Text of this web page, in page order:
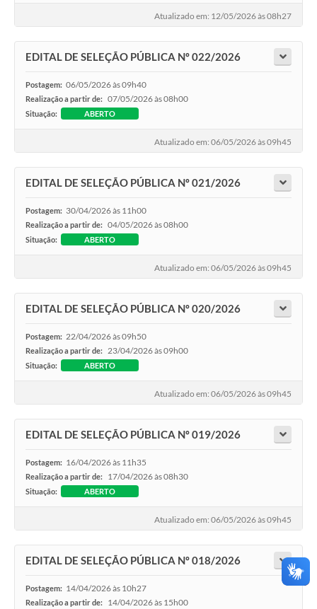
Atualizado em: 12/05/2026 às 08h27
EDITAL DE SELEÇÃO PÚBLICA Nº 022/2026
Postagem: 06/05/2026 às 09h40
Realização a partir de: 07/05/2026 às 08h00
Situação: ABERTO
Atualizado em: 06/05/2026 às 09h45
EDITAL DE SELEÇÃO PÚBLICA Nº 021/2026
Postagem: 30/04/2026 às 11h00
Realização a partir de: 04/05/2026 às 08h00
Situação: ABERTO
Atualizado em: 06/05/2026 às 09h45
EDITAL DE SELEÇÃO PÚBLICA Nº 020/2026
Postagem: 22/04/2026 às 09h50
Realização a partir de: 23/04/2026 às 09h00
Situação: ABERTO
Atualizado em: 06/05/2026 às 09h45
EDITAL DE SELEÇÃO PÚBLICA Nº 019/2026
Postagem: 16/04/2026 às 11h35
Realização a partir de: 17/04/2026 às 08h30
Situação: ABERTO
Atualizado em: 06/05/2026 às 09h45
EDITAL DE SELEÇÃO PÚBLICA Nº 018/2026
Postagem: 14/04/2026 às 10h27
Realização a partir de: 14/04/2026 às 15h00